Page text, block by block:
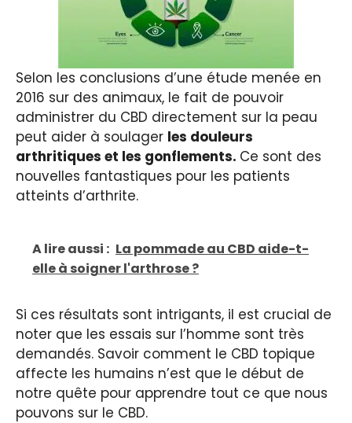
Selon les conclusions d’une étude menée en
2016 sur des animaux, le fait de pouvoir
administrer du CBD directement sur la peau
peut aider à soulager les douleurs
arthritiques et les gonflements. Ce sont des
nouvelles fantastiques pour les patients
atteints d’arthrite.
A lire aussi : La pommade au CBD aide-t-
elle à soigner l'arthrose ?
Si ces résultats sont intrigants, il est crucial de
noter que les essais sur l’homme sont très
demandés. Savoir comment le CBD topique
affecte les humains n’est que le début de
notre quête pour apprendre tout ce que nous
pouvons sur le CBD.